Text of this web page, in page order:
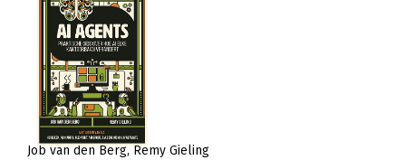
Job van den Berg Remy Gieling